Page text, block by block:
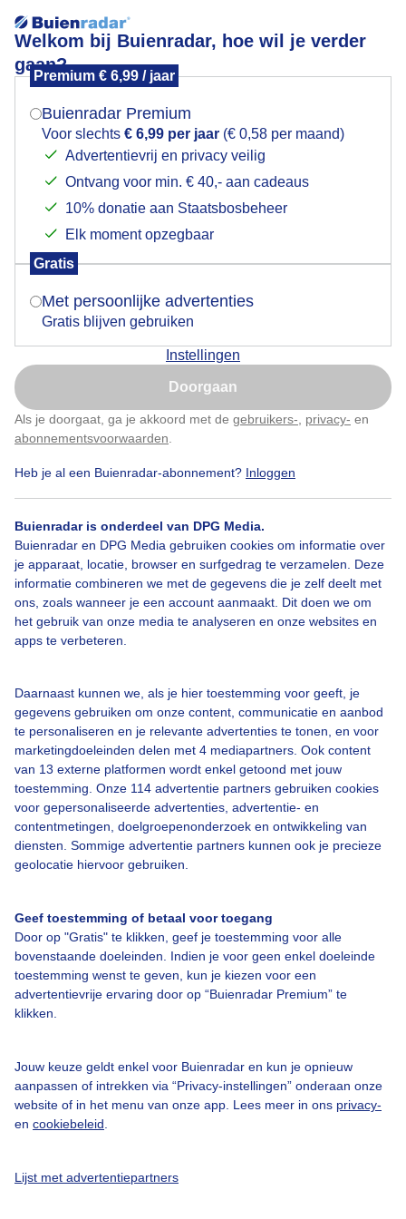
Welkom bij Buienradar, hoe wil je verder
gaan?
Premium € 6,99 / jaar
Buienradar Premium
Voor slechts € 6,99 per jaar (€ 0,58 per maand)
Advertentievrij en privacy veilig
Ontvang voor min. € 40,- aan cadeaus
10% donatie aan Staatsbosbeheer
Elk moment opzegbaar
Gratis
Met persoonlijke advertenties
Gratis blijven gebruiken
Instellingen
Doorgaan
Als je doorgaat, ga je akkoord met de gebruikers- privacy- en
abonnementsvoorwaarden
Heb je al een Buienradar-abonnement? Inloggen
Buienradar is onderdeel van DPG Media.
Buienradar en DPG Media gebruiken cookies om informatie over
je apparaat, locatie, browser en surfgedrag te verzamelen. Deze
informatie combineren we met de gegevens die je zelf deelt met
ons, zoals wanneer je een account aanmaakt. Dit doen we om
het gebruik van onze media te analyseren en onze websites en
apps te verbeteren.
Daarnaast kunnen we, als je hier toestemming voor geeft, je
gegevens gebruiken om onze content, communicatie en aanbod
te personaliseren en je relevante advertenties te tonen, en voor
marketingdoeleinden delen met 4 mediapartners. Ook content
van 13 externe platformen wordt enkel getoond met jouw
toestemming. Onze 114 advertentie partners gebruiken cookies
voor gepersonaliseerde advertenties, advertentie- en
contentmetingen, doelgroepenonderzoek en ontwikkeling van
diensten. Sommige advertentie partners kunnen ook je precieze
geolocatie hiervoor gebruiken.
Geef toestemming of betaal voor toegang
Door op "Gratis" te klikken, geef je toestemming voor alle
bovenstaande doeleinden. Indien je voor geen enkel doeleinde
toestemming wenst te geven, kun je kiezen voor een
advertentievrije ervaring door op “Buienradar Premium” te
klikken.
Jouw keuze geldt enkel voor Buienradar en kun je opnieuw
aanpassen of intrekken via “Privacy-instellingen” onderaan onze
website of in het menu van onze app. Lees meer in ons privacy-
en cookiebeleid
Lijst met advertentiepartners
Vandaag geboren. Het jong van een waterhoen.
Blaricum vanmiddag.
Bekijk slideshow
Een moment geduld aub...
Over Buienradar
Veelgestelde vragen
Contact
Toegankelijkheid
Gebruikersvoorwaarden
Buienradar Team
Privacy beleid
Mogen we je locatie gebruiken voor het
Indien je hier nog geen akkoord op hebt gegeven,
verschijnt er zo een pop-up uit je browser waarin
Is goed, toon de popup
Nu niet, misschien later
Klik hierom dit aan te passen